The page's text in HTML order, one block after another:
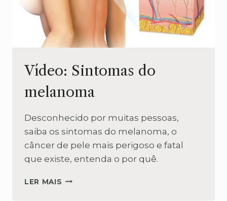
Vídeo: Sintomas do
melanoma
Desconhecido por muitas pessoas,
saiba os sintomas do melanoma, o
câncer de pele mais perigoso e fatal
que existe, entenda o por quê.
LER MAIS VÍDEO: